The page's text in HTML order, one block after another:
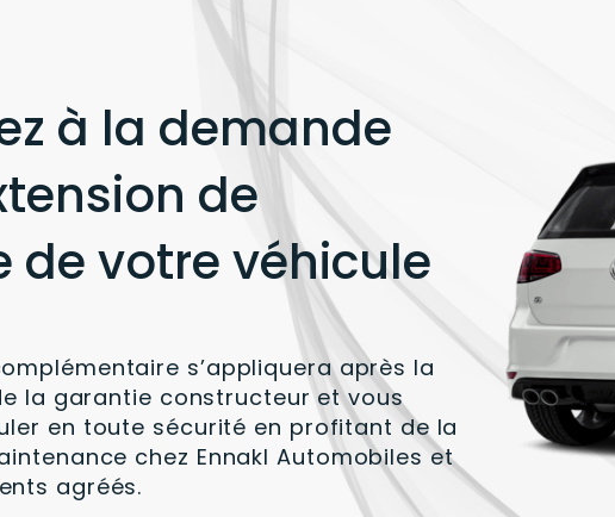
à la demande
de
de votre véhicule
s’appliquera après la
la garantie constructeur et vous
en toute sécurité en profitant de la
chez Ennakl Automobiles et
agréés.